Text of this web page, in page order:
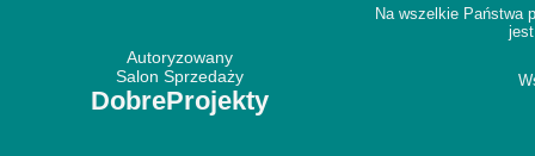
Autoryzowany
Salon Sprzedaży
DobreProjekty
Na wszelkie Państwa